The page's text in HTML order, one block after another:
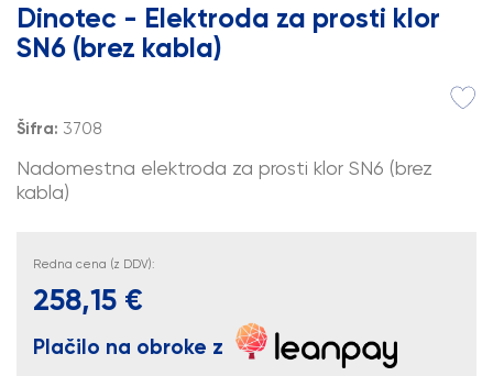
Dinotec - Elektroda za prosti klor
SN6 (brez kabla)
Šifra: 3708
Nadomestna elektroda za prosti klor SN6 (brez
kabla)
Redna cena (z DDV):
258,15 €
Plačilo na obroke z